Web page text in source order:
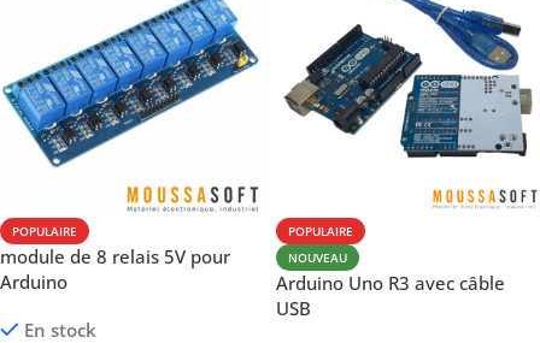
POPULAIRE
module de 8 relais 5V pour
Arduino
En stock
POPULAIRE
NOUVEAU
Arduino Uno R3 avec câble
USB